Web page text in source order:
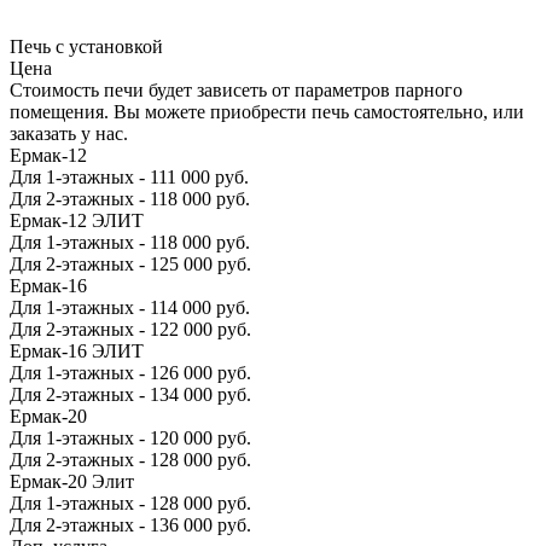
Печь с установкой
Цена
Стоимость печи будет зависеть от параметров парного
помещения. Вы можете приобрести печь самостоятельно, или
заказать у нас.
Ермак-12
Для 1-этажных - 111 000 руб.
Для 2-этажных - 118 000 руб.
Ермак-12 ЭЛИТ
Для 1-этажных - 118 000 руб.
Для 2-этажных - 125 000 руб.
Ермак-16
Для 1-этажных - 114 000 руб.
Для 2-этажных - 122 000 руб.
Ермак-16 ЭЛИТ
Для 1-этажных - 126 000 руб.
Для 2-этажных - 134 000 руб.
Ермак-20
Для 1-этажных - 120 000 руб.
Для 2-этажных - 128 000 руб.
Ермак-20 Элит
Для 1-этажных - 128 000 руб.
Для 2-этажных - 136 000 руб.